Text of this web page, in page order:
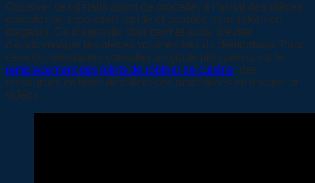
Observer ces détails avant de procéder à l’achat des pièces
garantit une réparation rapide et adaptée sans retour en
magasin. Ce diagnostic clair permet aussi d’éviter
d’endommager les pièces voisines lors du démontage. Pour
ceux qui souhaitent consulter un guide plus précis sur le
remplacement des joints de robinet de cuisine, des
ressources en ligne détaillent ces procédures en images et
vidéos.